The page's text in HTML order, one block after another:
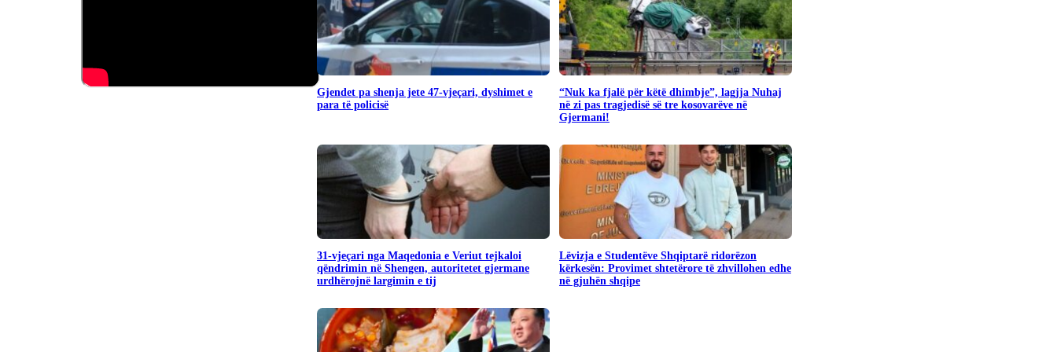
Gjendet pa shenja jete 47-vjeçari, dyshimet e
para të policisë
“Nuk ka fjalë për këtë dhimbje”, lagjja Nuhaj
në zi pas tragjedisë së tre kosovarëve në
Gjermani!
31-vjeçari nga Maqedonia e Veriut tejkaloi
qëndrimin në Shengen, autoritetet gjermane
urdhërojnë largimin e tij
Lëvizja e Studentëve Shqiptarë ridorëzon
kërkesën: Provimet shtetërore të zhvillohen edhe
në gjuhën shqipe